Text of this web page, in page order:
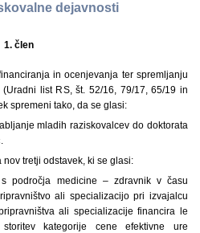
dejavnosti
1. člen
in ocenjevanja ter spremljanju
list RS, št. 52/16, 79/17, 65/19 in
spremeni tako, da se glasi:
mladih raziskovalcev do doktorata
tretji odstavek, ki se glasi:
področja medicine – zdravnik v času
ali specializacijo pri izvajalcu
ali specializacije financira le
kategorije cene efektivne ure